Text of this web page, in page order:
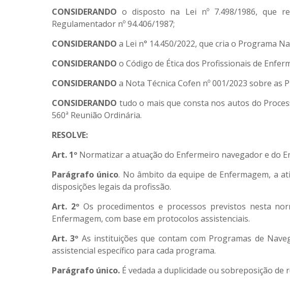
CONSIDERANDO o disposto na Lei nº 7.498/1986, que
Regulamentador nº 94.406/1987;
CONSIDERANDO a Lei n° 14.450/2022, que cria o Programa
CONSIDERANDO o Código de Ética dos Profissionais de
CONSIDERANDO a Nota Técnica Cofen nº 001/2023 sobre as
CONSIDERANDO tudo o mais que consta nos autos do
560ª Reunião Ordinária.
RESOLVE:
Art. 1º Normatizar a atuação do Enfermeiro navegador e do
Parágrafo único. No âmbito da equipe de Enfermagem, a
disposições legais da profissão.
Art. 2º Os procedimentos e processos previstos nesta
Enfermagem, com base em protocolos assistenciais.
Art. 3º As instituições que contam com Programas de
assistencial específico para cada programa.
Parágrafo único. É vedada a duplicidade ou sobreposição